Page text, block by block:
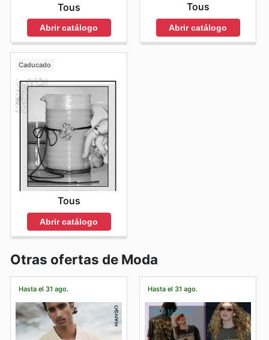
Tous
Abrir catálogo
Tous
Abrir catálogo
Caducado
Tous
Abrir catálogo
Otras ofertas de Moda
Hasta el 31 ago. Hasta el 31 ago.